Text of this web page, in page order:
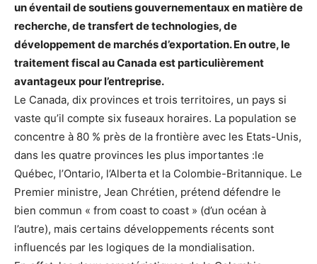
un éventail de soutiens gouvernementaux en matière de
recherche, de transfert de technologies, de
développement de marchés d’exportation. En outre, le
traitement fiscal au Canada est particulièrement
avantageux pour l’entreprise.
Le Canada, dix provinces et trois territoires, un pays si
vaste qu’il compte six fu­seaux horaires. La population se
concentre à 80 % près de la frontière avec les Etats-Unis,
dans les quatre provinces les plus impor­­tantes :le
Québec, l’Ontario, l’Alberta et la Colombie-Britannique. Le
Premier ministre, Jean Chrétien, prétend défendre le
bien commun « from coast to coast » (d’un océan à
l’autre), mais certains développements récents sont
influencés par les logiques de la mondialisation.